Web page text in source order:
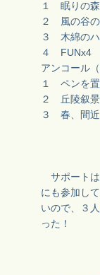
１ 眠りの
２ 風の谷
３ 木綿の
４ FUNx4
アンコール
１ ペンを
２ 丘陵叙景
３ 春、間近
サポートは
にも参加し
いので、３
った！